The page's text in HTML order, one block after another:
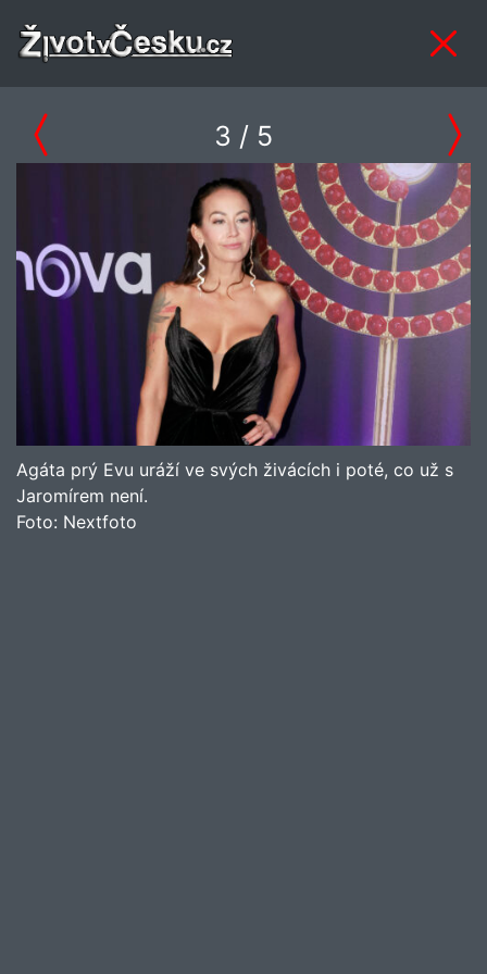
3 / 5
Agáta prý Evu uráží ve svých živácích i poté, co už s
Jaromírem není.
Foto: Nextfoto